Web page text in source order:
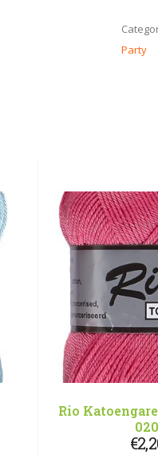
Party
Rio
020
€